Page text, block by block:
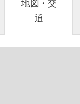
地図・交
通